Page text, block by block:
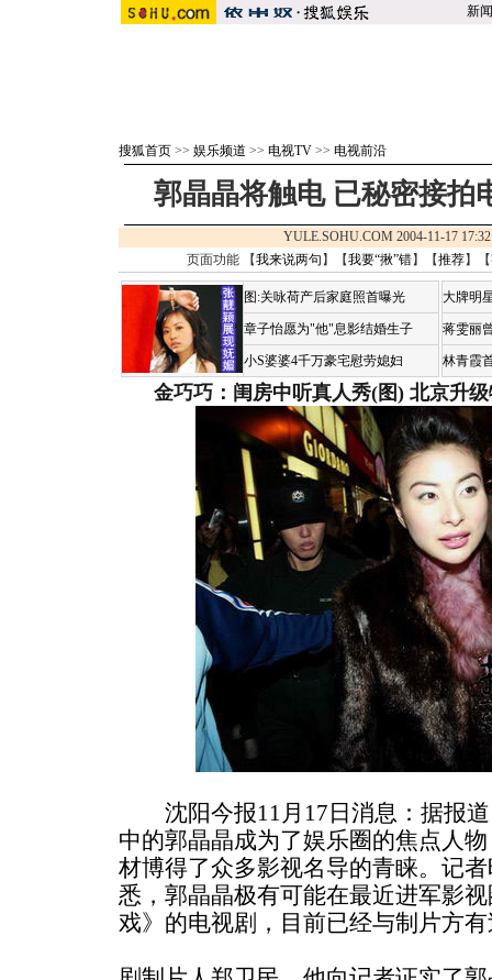
新闻
搜狐首页 >> 娱乐频道 >> 电视TV >> 电视前沿
郭晶晶将触电 已秘密接拍
YULE.SOHU.COM 2004-11-17
页面功能 【我来说两句 】【我要“揪”错】【推荐】
图:关咏荷产后家庭照首曝光
章子怡愿为"他"息影结婚生子
小S婆婆4千万豪宅慰劳媳妇
大牌明
蒋雯丽
林青霞
金巧巧：闺房中听真人秀(图) 北京升
沈阳今报11月17日消息：据报道
中的郭晶晶成为了娱乐圈的焦点人
材博得了众多影视名导的青睐。记
悉，郭晶晶极有可能在最近进军影
戏》的电视剧，目前已经与制片方